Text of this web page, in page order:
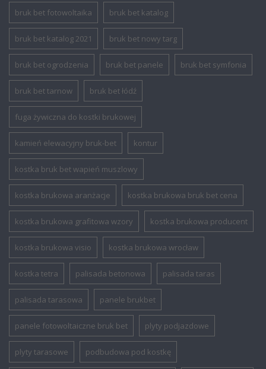
bruk bet fotowoltaika bruk bet katalog
bruk bet katalog 2021 bruk bet nowy targ
bruk bet ogrodzenia bruk bet panele bruk bet symfonia
bruk bet tarnow bruk bet łódź
fuga żywiczna do kostki brukowej
kamień elewacyjny bruk-bet kontur
kostka bruk bet wapień muszlowy
kostka brukowa aranżacje kostka brukowa bruk bet cena
kostka brukowa grafitowa wzory kostka brukowa producent
kostka brukowa visio kostka brukowa wrocław
kostka tetra palisada betonowa palisada taras
palisada tarasowa panele brukbet
panele fotowoltaiczne bruk bet plyty podjazdowe
plyty tarasowe podbudowa pod kostkę